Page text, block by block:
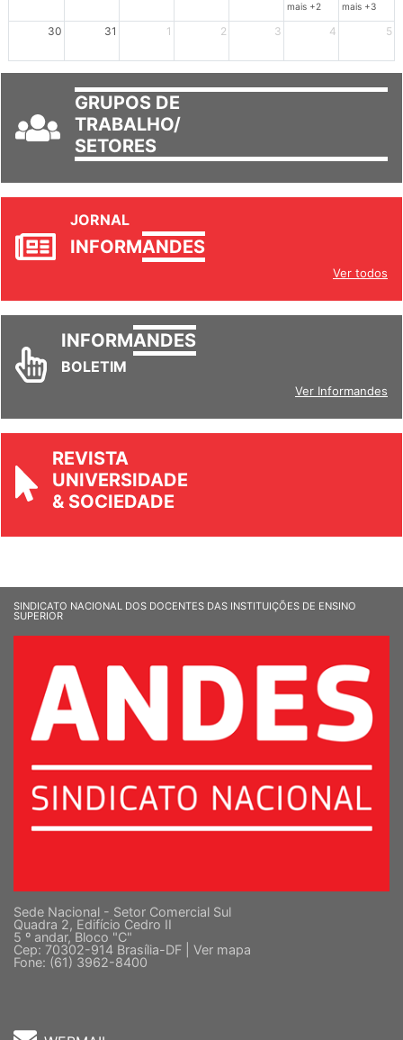
mais +2 mais +3
30 31 1 2 3 4 5
GRUPOS DE
TRABALHO/
SETORES
JORNAL
INFORMANDES
Ver todos
INFORMANDES
BOLETIM
Ver Informandes
REVISTA
UNIVERSIDADE
& SOCIEDADE
SINDICATO NACIONAL DOS DOCENTES DAS INSTITUIÇÕES DE ENSINO
SUPERIOR
Sede Nacional - Setor Comercial Sul
Quadra 2, Edifício Cedro II
5 º andar, Bloco "C"
Cep: 70302-914 Brasília-DF | Ver mapa
Fone: (61) 3962-8400